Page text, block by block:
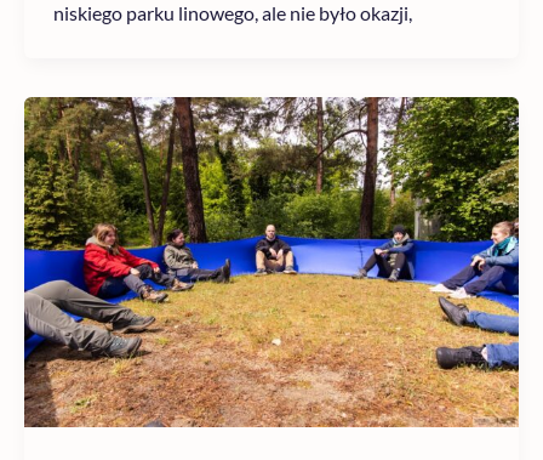
niskiego parku linowego, ale nie było okazji,